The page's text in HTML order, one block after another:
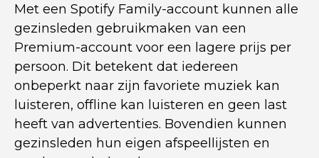
Met een Spotify Family-account kunnen alle
gezinsleden gebruikmaken van een
Premium-account voor een lagere prijs per
persoon. Dit betekent dat iedereen
onbeperkt naar zijn favoriete muziek kan
luisteren, offline kan luisteren en geen last
heeft van advertenties. Bovendien kunnen
gezinsleden hun eigen afspeellijsten en